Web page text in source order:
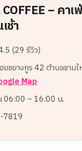
– คาเ
ช้า
(29 รีวิว)
ชยางกูร 42 ตำบลขามใ
Map
06:00 – 16:00 น.
7819